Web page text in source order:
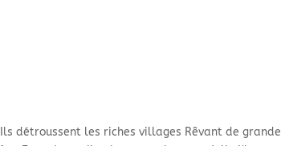
détroussent les riches villages Rêvant de grande